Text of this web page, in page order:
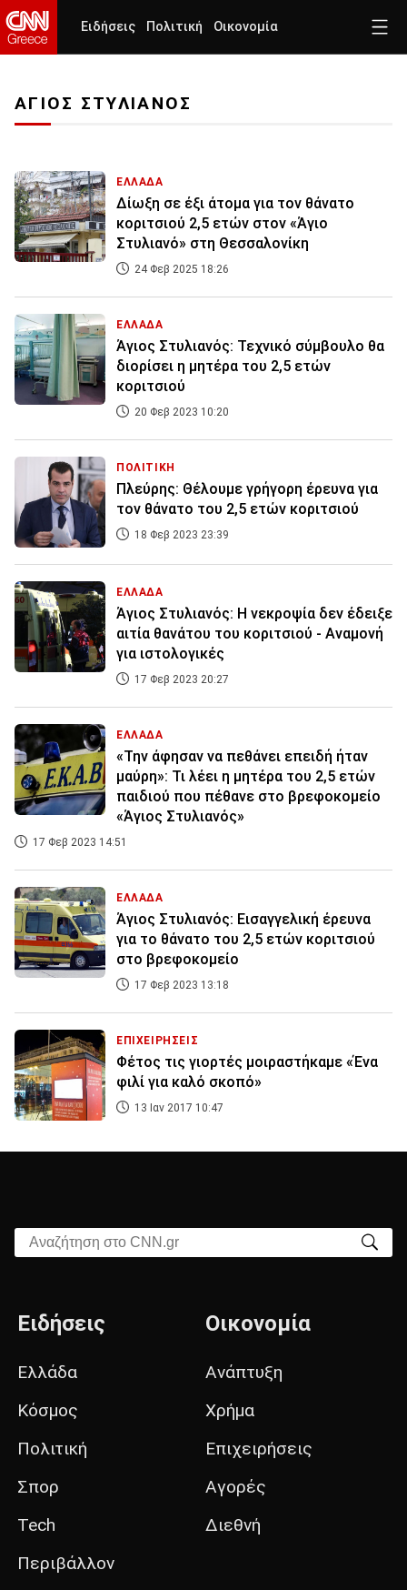
Ειδήσεις Πολιτική Οικονομία
ΑΓΙΟΣ ΣΤΥΛΙΑΝΟΣ
ΕΛΛΑΔΑ
Δίωξη σε έξι άτομα για τον θάνατο
κοριτσιού 2,5 ετών στον «Άγιο
Στυλιανό» στη Θεσσαλονίκη
24 Φεβ 2025 18:26
ΕΛΛΑΔΑ
Άγιος Στυλιανός: Τεχνικό σύμβουλο θα
διορίσει η μητέρα του 2,5 ετών
κοριτσιού
20 Φεβ 2023 10:20
ΠΟΛΙΤΙΚΗ
Πλεύρης: Θέλουμε γρήγορη έρευνα για
τον θάνατο του 2,5 ετών κοριτσιού
18 Φεβ 2023 23:39
ΕΛΛΑΔΑ
Άγιος Στυλιανός: Η νεκροψία δεν έδειξε
αιτία θανάτου του κοριτσιού - Αναμονή
για ιστολογικές
17 Φεβ 2023 20:27
ΕΛΛΑΔΑ
«Την άφησαν να πεθάνει επειδή ήταν
μαύρη»: Τι λέει η μητέρα του 2,5 ετών
παιδιού που πέθανε στο βρεφοκομείο
«Άγιος Στυλιανός»
17 Φεβ 2023 14:51
ΕΛΛΑΔΑ
Άγιος Στυλιανός: Εισαγγελική έρευνα
για το θάνατο του 2,5 ετών κοριτσιού
στο βρεφοκομείο
17 Φεβ 2023 13:18
ΕΠΙΧΕΙΡΗΣΕΙΣ
Φέτος τις γιορτές μοιραστήκαμε «Ένα
φιλί για καλό σκοπό»
13 Ιαν 2017 10:47
Αναζήτηση στο CNN.gr
Ειδήσεις
Ελλάδα
Κόσμος
Πολιτική
Σπορ
Tech
Περιβάλλον
Οικονομία
Ανάπτυξη
Χρήμα
Επιχειρήσεις
Αγορές
Διεθνή